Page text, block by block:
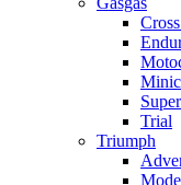
Trial
Triumph